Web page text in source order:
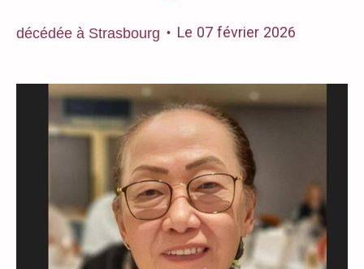
décédée à Strasbourg • Le 07 février 2026